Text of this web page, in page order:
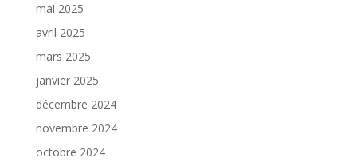
mai 2025
avril 2025
mars 2025
janvier 2025
décembre 2024
novembre 2024
octobre 2024